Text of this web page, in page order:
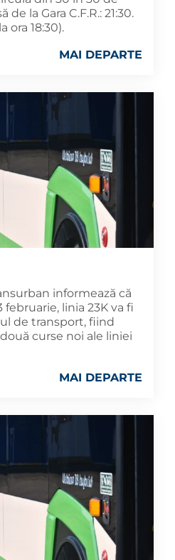
la Gara C.F.R.: 21:30.
ora 18:30).
MAI DEPARTE
informează că
linia 23K va fi
de transport, fiind
curse noi ale liniei
MAI DEPARTE